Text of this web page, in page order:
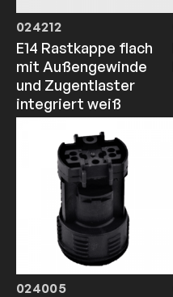
024212
E14 Rastkappe flach
mit Außengewinde
und Zugentlaster
integriert weiß
024005